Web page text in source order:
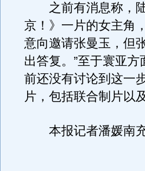
之前有消息称，陆
京！》一片的女主角
意向邀请张曼玉，但
出答复。”至于寰亚
前还没有讨论到这一
片，包括联合制片以
本报记者潘媛南